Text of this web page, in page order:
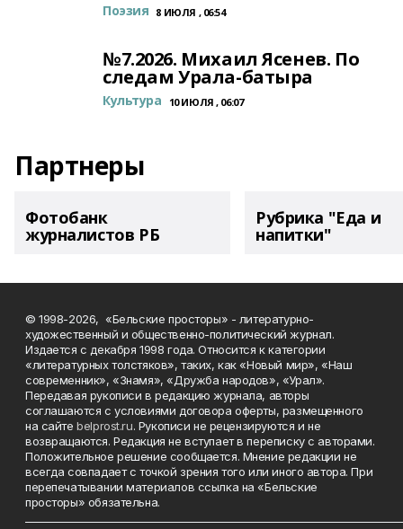
Поэзия 8 ИЮЛЯ , 06:54
№7.2026. Михаил Ясенев. По
следам Урала-батыра
Культура 10 ИЮЛЯ , 06:07
Партнеры
Фотобанк
журналистов РБ
Рубрика "Еда и
напитки"
© 1998-2026, «Бельские просторы» - литературно-
художественный и общественно-политический журнал.
Издается с декабря 1998 года. Относится к категории
«литературных толстяков», таких, как «Новый мир», «Наш
современник», «Знамя», «Дружба народов», «Урал».
Передавая рукописи в редакцию журнала, авторы
соглашаются с условиями договора оферты, размещенного
на сайтеbelprost.ru. Рукописи не рецензируются и не
возвращаются. Редакция не вступает в переписку с авторами.
Положительное решение сообщается. Мнение редакции не
всегда совпадает с точкой зрения того или иного автора. При
перепечатывании материалов ссылка на «Бельские
просторы» обязательна.